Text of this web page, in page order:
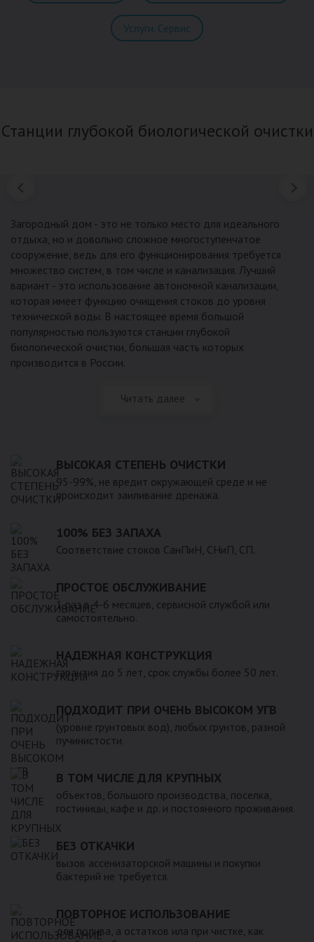
Услуги. Сервис
Станции глубокой биологической очистки
Загородный дом - это не только место для идеального
отдыха, но и довольно сложное многоступенчатое
сооружение, ведь для его функционирования требуется
множество систем, в том числе и канализация. Лучший
вариант - это использование автономной канализации,
которая имеет функцию очищения стоков до уровня
технической воды. В настоящее время большой
популярностью пользуются станции глубокой
биологической очистки, большая часть которых
производится в России.
Читать далее
ВЫСОКАЯ СТЕПЕНЬ ОЧИСТКИ
95-99%, не вредит окружающей среде и не
происходит заиливание дренажа.
100% БЕЗ ЗАПАХА
Соответствие стоков СанПиН, СНиП, СП.
ПРОСТОЕ ОБСЛУЖИВАНИЕ
1 раз в 4-6 месяцев, сервисной службой или
самостоятельно.
НАДЕЖНАЯ КОНСТРУКЦИЯ
гарантия до 5 лет, срок службы более 50 лет.
ПОДХОДИТ ПРИ ОЧЕНЬ ВЫСОКОМ УГВ
(уровне грунтовых вод), любых грунтов, разной
пучинистости.
В ТОМ ЧИСЛЕ ДЛЯ КРУПНЫХ
объектов, большого производства, поселка,
гостиницы, кафе и др. и постоянного проживания.
БЕЗ ОТКАЧКИ
вызов ассенизаторской машины и покупки
бактерий не требуется.
ПОВТОРНОЕ ИСПОЛЬЗОВАНИЕ
для полива, а остатков ила при чистке, как